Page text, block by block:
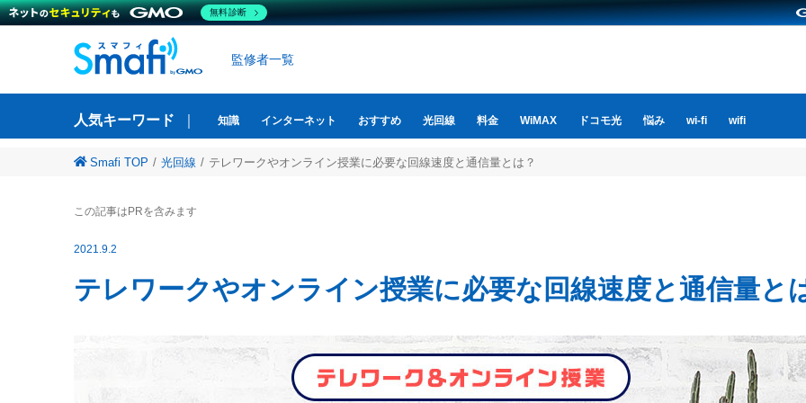
監修者一覧
人気キーワード 知識 インターネット おすすめ 光回線 料金 WiMAX ドコモ光 悩み wi-fi wifi
Smafi TOP 光回線 テレワークやオンライン授業に必要な回線速度と通信量とは？
この記事はPRを含みます
2021.9.2
テレワークやオンライン授業に必要な回線速度と通信量と
無料診断